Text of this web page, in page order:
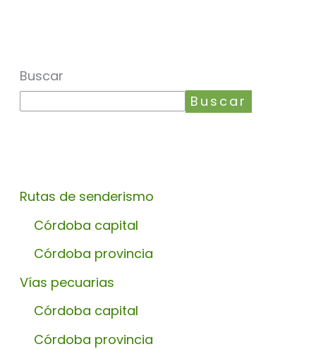
Buscar
Buscar
Rutas de senderismo
Córdoba capital
Córdoba provincia
Vías pecuarias
Córdoba capital
Córdoba provincia